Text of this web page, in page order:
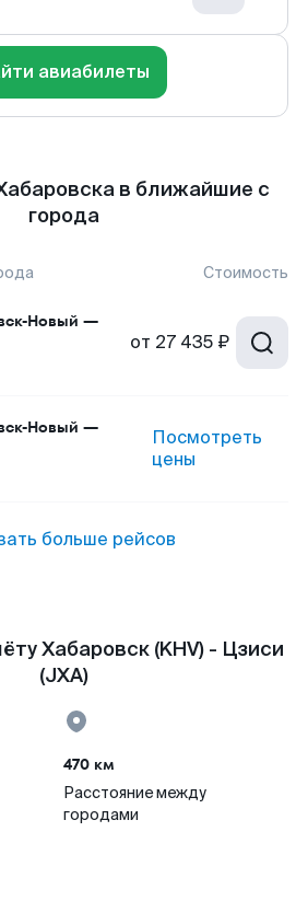
авиабилеты
в ближайшие с
города
Стоимость
Новый —
от 27 435 ₽
Новый —
Посмотреть
цены
больше рейсов
Хабаровск (KHV) - Цзиси
(JXA)
470 км
Расстояние между
городами